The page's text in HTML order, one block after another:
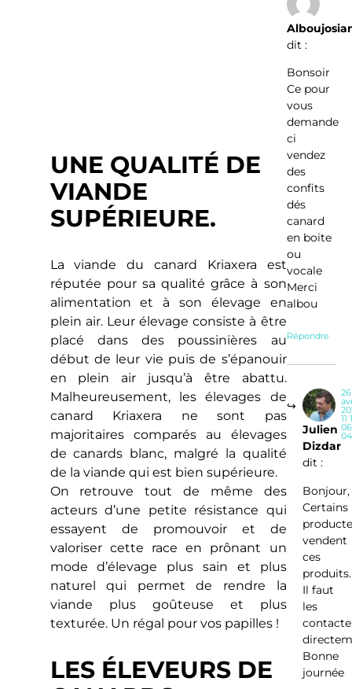
UNE QUALITÉ DE
VIANDE
SUPÉRIEURE.
La viande du canard Kriaxera est
réputée pour sa qualité grâce à son
alimentation et à son élevage en
plein air. Leur élevage consiste à être
placé dans des poussinières au
début de leur vie puis de s’épanouir
en plein air jusqu’à être abattu.
Malheureusement, les élevages de
canard Kriaxera ne sont pas
majoritaires comparés au élevages
de canards blanc, malgré la qualité
de la viande qui est bien supérieure.
On retrouve tout de même des
acteurs d’une petite résistance qui
essayent de promouvoir et de
valoriser cette race en prônant un
mode d’élevage plus sain et plus
naturel qui permet de rendre la
viande plus goûteuse et plus
texturée. Un régal pour vos papilles !
LES ÉLEVEURS DE
dit :
Bonsoir
Ce pour
vous
demande
ci
vendez
des
confits
dés
canard
en boite
ou
vocale
Merci
albou
Répondre
Julien
Dizdar
dit :
26
11
06
Bonjour,
Certains
vendent
ces
produits.
Il faut
les
Bonne
journée